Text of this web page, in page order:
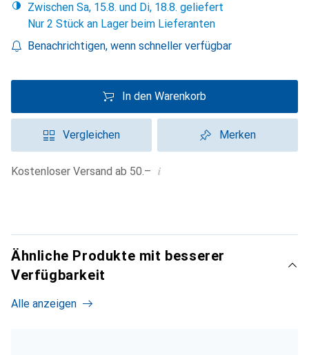
Zwischen Sa, 15.8. und Di, 18.8. geliefert
Nur 2 Stück an Lager beim Lieferanten
Benachrichtigen, wenn schneller verfügbar
In den Warenkorb
Vergleichen Merken
Kostenloser Versand ab 50.– i
Ähnliche Produkte mit besserer
Verfügbarkeit
Alle anzeigen